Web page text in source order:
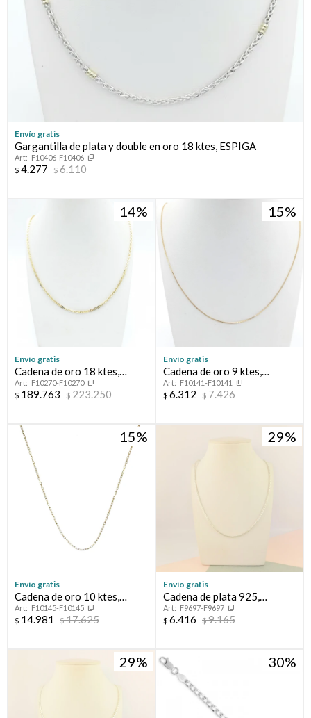
Envío gratis
Gargantilla de plata y double en oro 18 ktes, ESPIGA
F10406-F10406
$ 4.277 $6.110
14
Envío gratis
Cadena de oro 18 ktes,
FORCET.
F10270-F10270
$ 189.763 $223.250
15
Envío gratis
Cadena de oro 9 ktes,
VENECIANA.
F10141-F10141
$ 6.312 $7.426
15
Envío gratis
Cadena de oro 10 ktes,
FORCET.
F10145-F10145
$ 14.981 $17.625
29
Envío gratis
Cadena de plata 925,
CARDANO.
F9697-F9697
$ 6.416 $9.165
29 30